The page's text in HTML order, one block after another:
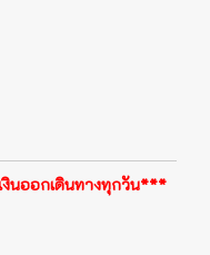
นออกเดินทางทุกวัน***